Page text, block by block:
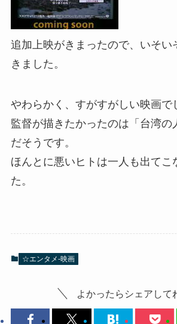
追加上映がきまったので、いそい
きました。
やわらかく、すがすがしい映画で
監督が描きたかったのは「台湾の
だそうです。
ほんとに悪いヒトは一人も出てこ
た。
☆エンタメ-映画
よかったらシェアして